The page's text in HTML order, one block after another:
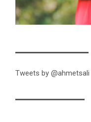
Tweets by @ahmetsali